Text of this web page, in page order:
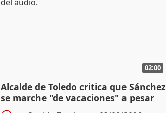
02:00
Alcalde de Toledo critica que Sánchez
se marche "de vacaciones" a pesar
de la crisis migratoria